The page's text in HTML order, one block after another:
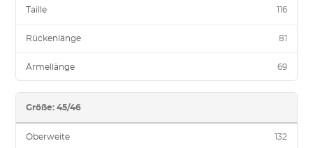
Taille 116
Rückenlänge 81
Ärmellänge 69
Größe: 45/46
Oberweite 132